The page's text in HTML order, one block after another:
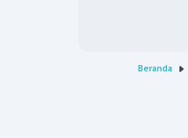
Beranda